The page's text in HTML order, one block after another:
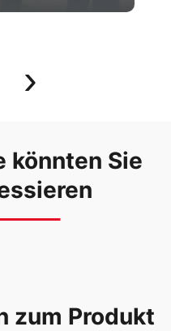
›
könnten Sie
zum Produkt